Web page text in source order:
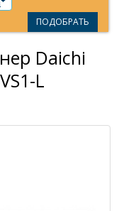
ПОДОБРАТЬ
Daichi
L